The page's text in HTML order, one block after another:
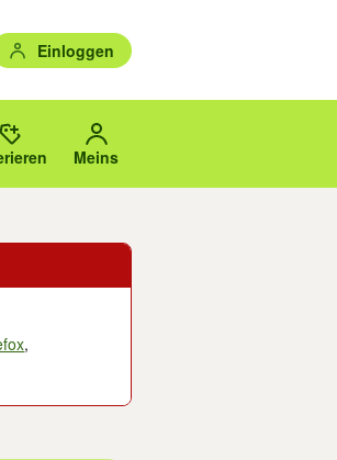
Einloggen
auswählen.
mit den Pfeiltasten nach oben/
PLZ. Meins
,